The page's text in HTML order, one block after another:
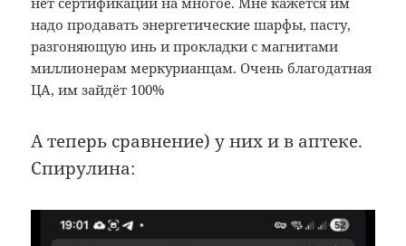
надо продавать энергетические шарфы, пасту,
разгоняющую инь и прокладки с магнитами
миллионерам меркурианцам. Очень благодатная
ЦА, им зайдёт 100%
А теперь сравнение) у них и в аптеке.
Спирулина: